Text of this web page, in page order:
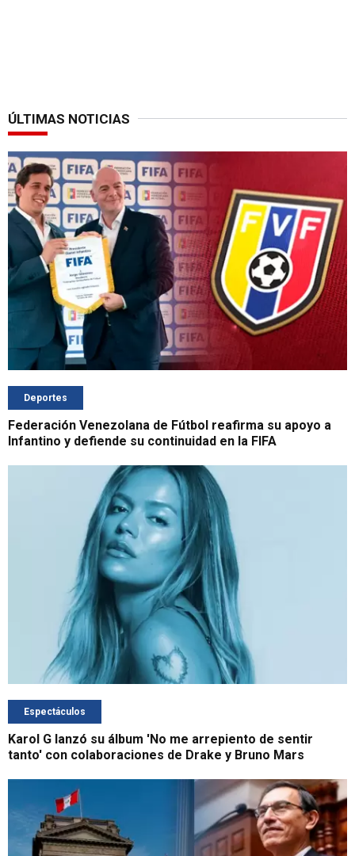
ÚLTIMAS NOTICIAS
Deportes
Federación Venezolana de Fútbol reafirma su apoyo a
Infantino y defiende su continuidad en la FIFA
Espectáculos
Karol G lanzó su álbum 'No me arrepiento de sentir
tanto' con colaboraciones de Drake y Bruno Mars